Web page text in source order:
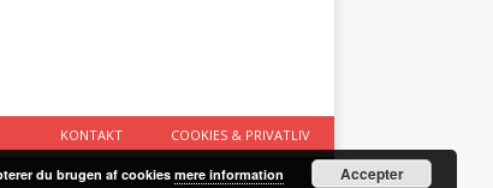
KONTAKT COOKIES & PRIVATLIV
du brugen af cookies mere information Accepter